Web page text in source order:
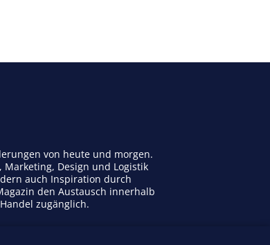
von heute und morgen.
Design und Logistik
auch Inspiration durch
den Austausch innerhalb
zugänglich.